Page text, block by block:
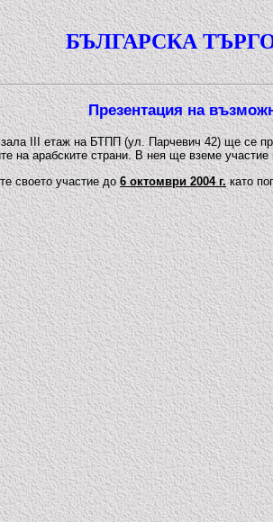
БЪЛГАРСКА
Презентация на
III етаж на БТПП (ул. Парчевич 42) ще се
на арабските страни. В нея ще вземе
своето участие до6 октомври 2004 г.като